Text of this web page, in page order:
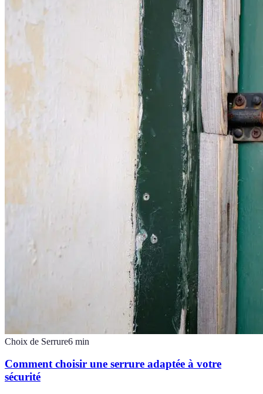
Choix de Serrure6 min
Comment choisir une serrure adaptée à votre
sécurité